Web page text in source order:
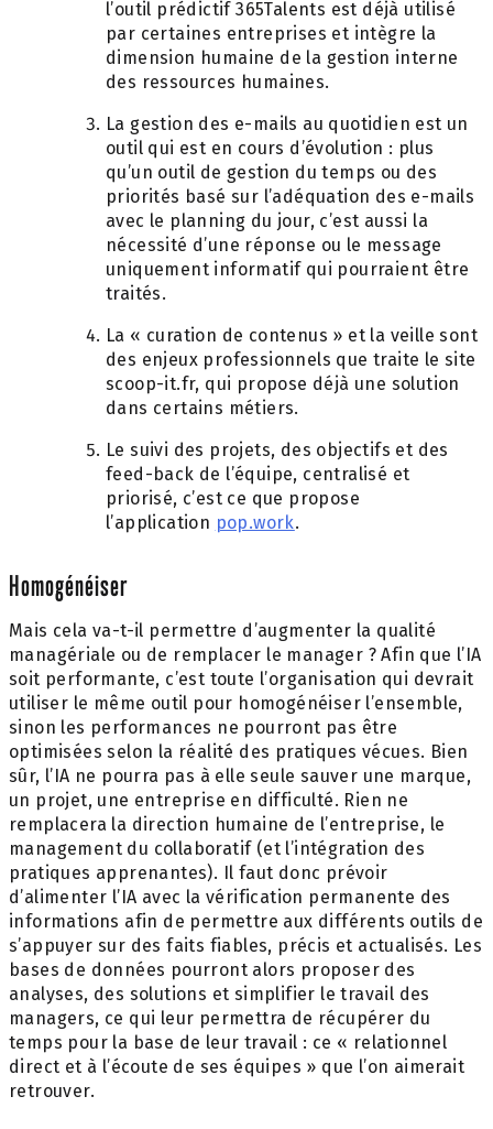
l’outil prédictif 365Talents est déjà utilisé
par certaines entreprises et intègre la
dimension humaine de la gestion interne
des ressources humaines.
La gestion des e-mails au quotidien est un
outil qui est en cours d’évolution : plus
qu’un outil de gestion du temps ou des
priorités basé sur l’adéquation des e-mails
avec le planning du jour, c’est aussi la
nécessité d’une réponse ou le message
uniquement informatif qui pourraient être
traités.
La « curation de contenus » et la veille sont
des enjeux professionnels que traite le site
scoop-it.fr, qui propose déjà une solution
dans certains métiers.
Le suivi des projets, des objectifs et des
feed-back de l’équipe, centralisé et
priorisé, c’est ce que propose
l’application pop.work.
Homogénéiser
Mais cela va-t-il permettre d’augmenter la qualité
managériale ou de remplacer le manager ? Afin que l’IA
soit performante, c’est toute l’organisation qui devrait
utiliser le même outil pour homogénéiser l’ensemble,
sinon les performances ne pourront pas être
optimisées selon la réalité des pratiques vécues. Bien
sûr, l’IA ne pourra pas à elle seule sauver une marque,
un projet, une entreprise en difficulté. Rien ne
remplacera la direction humaine de l’entreprise, le
management du collaboratif (et l’intégration des
pratiques apprenantes). Il faut donc prévoir
d’alimenter l’IA avec la vérification permanente des
informations afin de permettre aux différents outils de
s’appuyer sur des faits fiables, précis et actualisés. Les
bases de données pourront alors proposer des
analyses, des solutions et simplifier le travail des
managers, ce qui leur permettra de récupérer du
temps pour la base de leur travail : ce « relationnel
direct et à l’écoute de ses équipes » que l’on aimerait
retrouver.